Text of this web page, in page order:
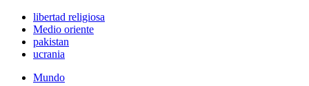
libertad religiosa
Medio oriente
pakistan
ucrania
Mundo